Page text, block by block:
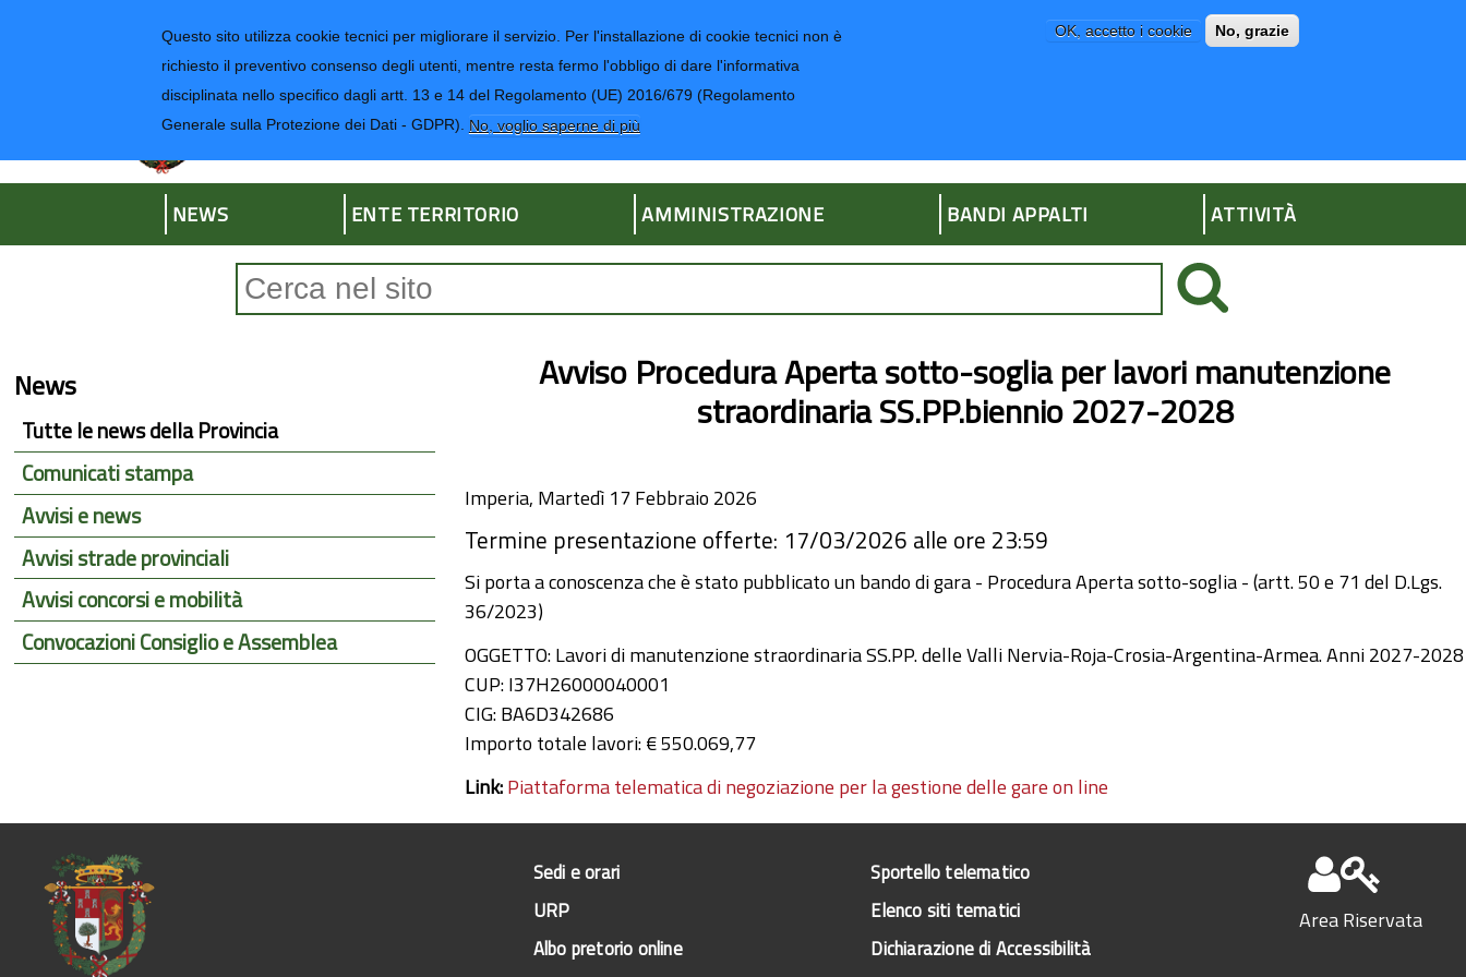
Questo sito utilizza cookie tecnici per migliorare il servizio. Per l'installazione di cookie tecnici non è
richiesto il preventivo consenso degli utenti, mentre resta fermo l'obbligo di dare l'informativa
disciplinata nello specifico dagli artt. 13 e 14 del Regolamento (UE) 2016/679 (Regolamento
Generale sulla Protezione dei Dati - GDPR). No, voglio saperne di più
OK, accetto i cookie No, grazie
Regione Liguria
Provincia di Imperia
NEWS ENTE TERRITORIO AMMINISTRAZIONE BANDI APPALTI ATTIVITÀ
Avviso Procedura Aperta sotto-soglia per lavori manutenzione
straordinaria SS.PP.biennio 2027-2028
Imperia, Martedì 17 Febbraio 2026
Termine presentazione offerte: 17/03/2026 alle ore 23:59
Si porta a conoscenza che è stato pubblicato un bando di gara - Procedura Aperta sotto-soglia - (artt. 50 e 71 del D.Lgs.
36/2023)
OGGETTO: Lavori di manutenzione straordinaria SS.PP. delle Valli Nervia-Roja-Crosia-Argentina-Armea. Anni 2027-2028
CUP: I37H26000040001
CIG: BA6D342686
Importo totale lavori: € 550.069,77
Link:Piattaforma telematica di negoziazione per la gestione delle gare on line
News
Tutte le news della Provincia
Comunicati stampa
Avvisi e news
Avvisi strade provinciali
Avvisi concorsi e mobilità
Convocazioni Consiglio e Assemblea
Sedi e orari
URP
Albo pretorio online
Sportello telematico
Elenco siti tematici
Dichiarazione di Accessibilità
Area Riservata